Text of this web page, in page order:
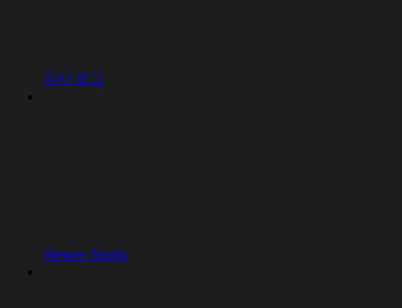
감사 로그
Viewer Seats